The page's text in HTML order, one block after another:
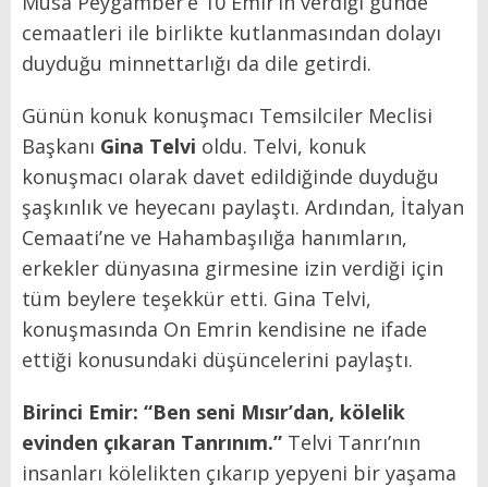
cemaatleri ile birlikte kutlanmasından dolayı
duyduğu minnettarlığı da dile getirdi.
Günün konuk konuşmacı Temsilciler Meclisi
Başkanı Gina Telvi oldu. Telvi, konuk
konuşmacı olarak davet edildiğinde duyduğu
şaşkınlık ve heyecanı paylaştı. Ardından, İtalyan
Cemaati’ne ve Hahambaşılığa hanımların,
erkekler dünyasına girmesine izin verdiği için
tüm beylere teşekkür etti. Gina Telvi,
konuşmasında On Emrin kendisine ne ifade
ettiği konusundaki düşüncelerini paylaştı.
Birinci Emir: “Ben seni Mısır’dan, kölelik
evinden çıkaran Tanrınım.” Telvi Tanrı’nın
insanları kölelikten çıkarıp yepyeni bir yaşama